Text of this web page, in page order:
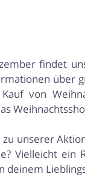
findet
über
von
unserer
Vielleicht
deinem